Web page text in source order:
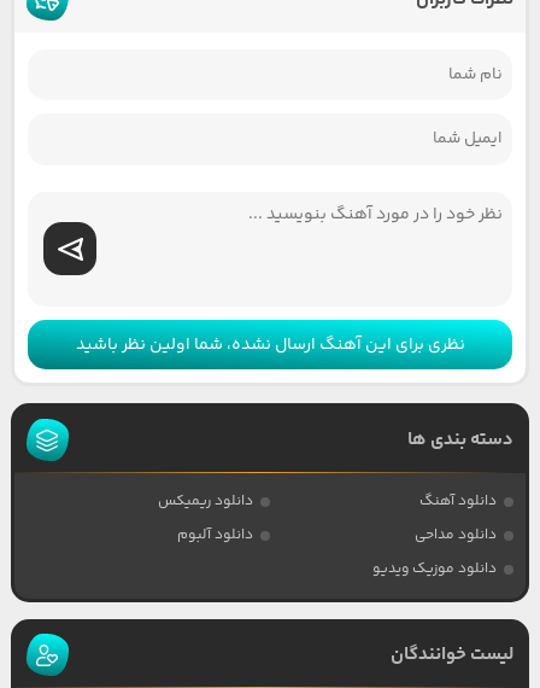
نظری برای این آهنگ ارسال نشده، شما اولین نظر باشید
دسته بندی ها
دانلود آهنگ
دانلود ریمیکس
دانلود مداحی
دانلود آلبوم
دانلود موزیک ویدیو
لیست خوانندگان